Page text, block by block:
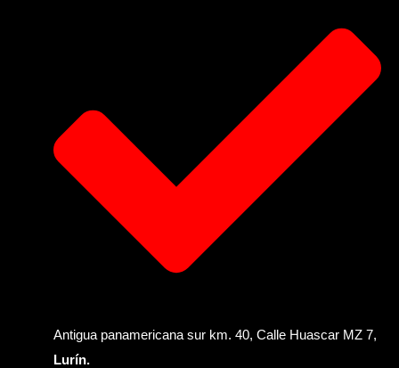
Antigua panamericana sur km. 40, Calle Huascar MZ 7,
Lurín.